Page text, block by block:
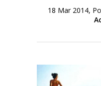
18 Mar 2014,